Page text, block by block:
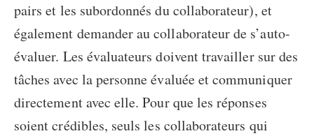
pairs et les subordonnés du collaborateur), et
également demander au collaborateur de s’auto-
évaluer. Les évaluateurs doivent travailler sur des
tâches avec la personne évaluée et communiquer
directement avec elle. Pour que les réponses
soient crédibles, seuls les collaborateurs qui